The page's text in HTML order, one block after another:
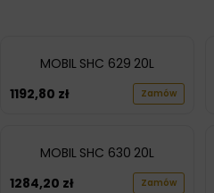
MOBIL SHC 629 20L
1192,80 zł Zamów
MOBIL SHC 630 20L
1284,20 zł Zamów